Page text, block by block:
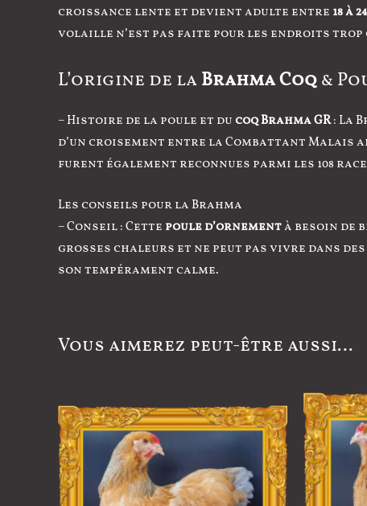
croissance lente et devient adulte entre 18 à
volaille n’est pas faite pour les endroits trop
L’origine de laBrahma Coq&
– Histoire de la poule et ducoq Brahma GR: La
d’un croisement entre la Combattant Malais
furent également reconnues parmi les 108
Les conseils pour la Brahma
– Conseil : Cette poule d’ornementà besoin de
grosses chaleurs et ne peut pas vivre dans
son tempérament calme.
Vous aimerez peut-être aussi…